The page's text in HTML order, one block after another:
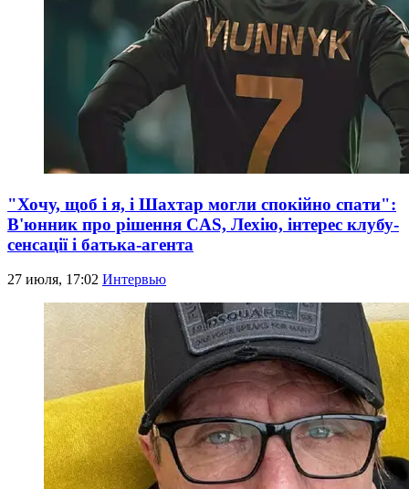
"Хочу, щоб і я, і Шахтар могли спокійно спати":
В'юнник про рішення CAS, Лехію, інтерес клубу-
сенсації і батька-агента
27 июля, 17:02 Интервью